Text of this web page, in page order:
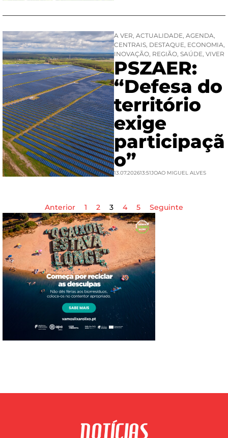
A VER, ACTUALIDADE, AGENDA,
CENTRAIS, DESTAQUE, ECONOMIA,
INOVAÇÃO, REGIÃO, SAÚDE, VIVER
PSZAER:
“Defesa do
território
exige
participaçã
o”
13.07.202613:51JOAO MIGUEL ALVES
Anterior 1 2 3 4 5 Seguinte